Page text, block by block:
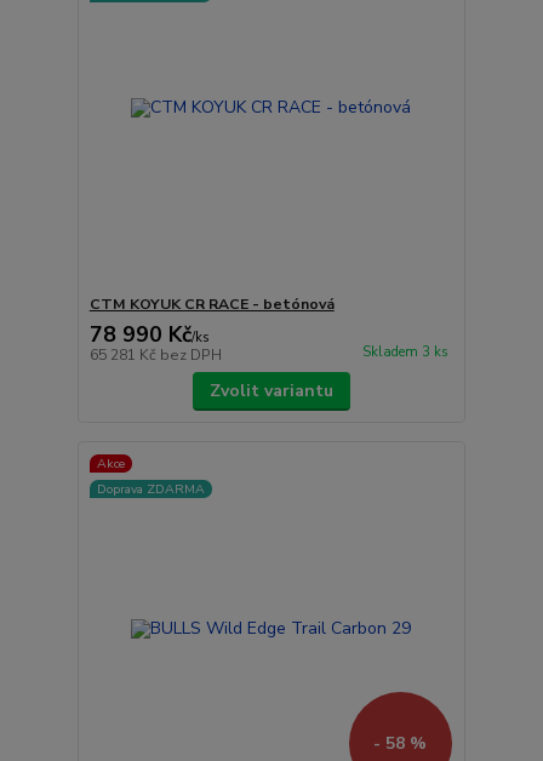
CTM KOYUK CR RACE - betónová
78 990 Kč/ks
65 281 Kč bez DPH Skladem 3 ks
Zvolit variantu
Akce
Doprava ZDARMA
- 58 %